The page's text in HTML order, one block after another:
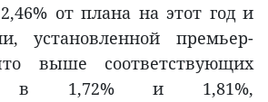
2,46% от плана на этот год и
установленной премьер-
выше соответствующих
в 1,72% и 1,81%,